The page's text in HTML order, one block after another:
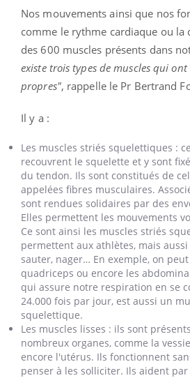
Nos mouvements ainsi que nos
comme le rythme cardiaque ou la
des 600 muscles présents dans
existe trois types de muscles qui
propres", rappelle le Pr Bertrand
Il y a :
Les muscles striés squelettiques :
recouvrent le squelette et y sont
du tendon. Ils sont constitués de
appelées fibres musculaires.
sont rendues solidaires par des
Elles permettent les mouvements
Ce sont ainsi les muscles striés
permettent aux athlètes, mais
sauter, nager… En exemple, on
quadriceps ou encore les
qui assure notre respiration en se
24.000 fois par jour, est aussi un
squelettique.
Les muscles lisses : ils sont
nombreux organes, comme la
encore l'utérus. Ils fonctionnent
penser à les solliciter. Ils aident